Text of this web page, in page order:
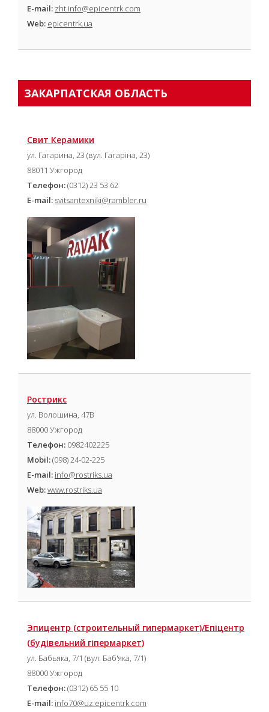
E-mail: zht.info@epicentrk.com
Web: epicentrk.ua
ЗАКАРПАТСКАЯ ОБЛАСТЬ
Свит Керамики
ул. Гагарина, 23 (вул. Гагаріна, 23)
88011 Ужгород
Телефон:(0312) 23 53 62
E-mail: svitsantexniki@rambler.ru
Рострикс
ул. Волошина, 47В
88000 Ужгород
Телефон: 0982402225
Mobil:(098) 24-02-225
E-mail: info@rostriks.ua
Web:www.rostriks.ua
Эпицентр (cтроительный гипермаркет)/Епіцентр
(будівельний гіпермаркет)
ул. Бабьяка, 7/1 (вул. Баб'яка, 7/1)
88000 Ужгород
Телефон:(0312) 65 55 10
E-mail: info70@uz.epicentrk.com